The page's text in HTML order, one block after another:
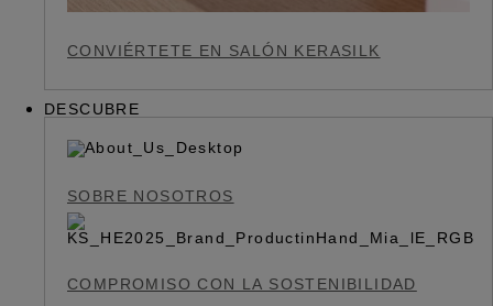
CONVIÉRTETE EN SALÓN KERASILK
DESCUBRE
SOBRE NOSOTROS
COMPROMISO CON LA SOSTENIBILIDAD